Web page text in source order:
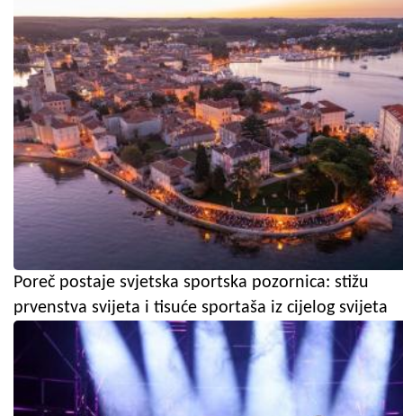
Poreč postaje svjetska sportska pozornica: stižu
prvenstva svijeta i tisuće sportaša iz cijelog svijeta